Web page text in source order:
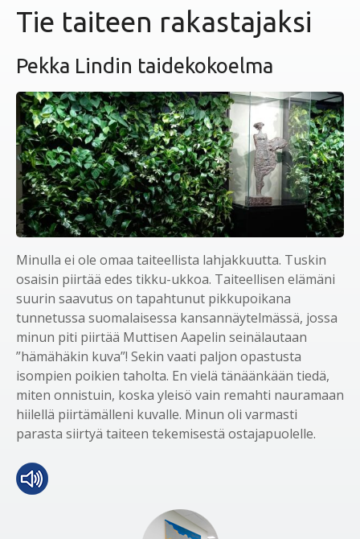
Tie taiteen rakastajaksi
Pekka Lindin taidekokoelma
Minulla ei ole omaa taiteellista lahjakkuutta. Tuskin
osaisin piirtää edes tikku-ukkoa. Taiteellisen elämäni
suurin saavutus on tapahtunut pikkupoikana
tunnetussa suomalaisessa kansannäytelmässä, jossa
minun piti piirtää Muttisen Aapelin seinälautaan
”hämähäkin kuva”! Sekin vaati paljon opastusta
isompien poikien taholta. En vielä tänäänkään tiedä,
miten onnistuin, koska yleisö vain remahti nauramaan
hiilellä piirtämälleni kuvalle. Minun oli varmasti
parasta siirtyä taiteen tekemisestä ostajapuolelle.